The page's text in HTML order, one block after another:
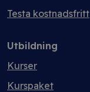
Testa kostnadsfritt
Utbildning
Kurser
Kurspaket